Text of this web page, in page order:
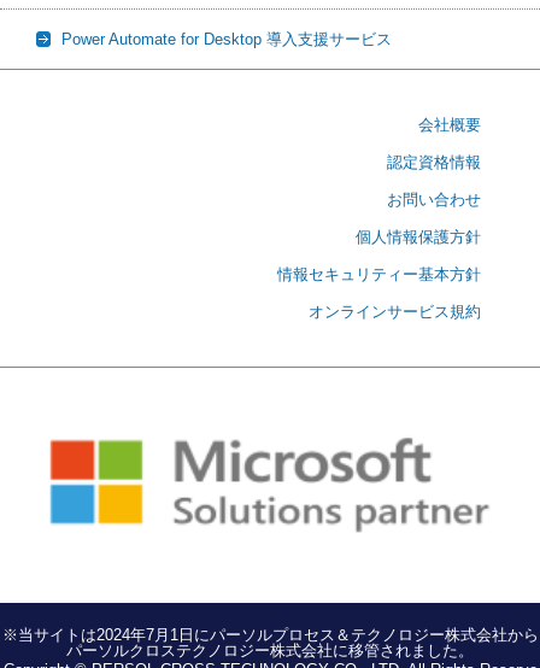
Power Automate for Desktop 導入支援サービス
会社概要
認定資格情報
お問い合わせ
個人情報保護方針
情報セキュリティー基本方針
オンラインサービス規約
※当サイトは2024年7月1日にパーソルプロセス＆テクノロジー株式会社から
パーソルクロステクノロジー株式会社に移管されました。